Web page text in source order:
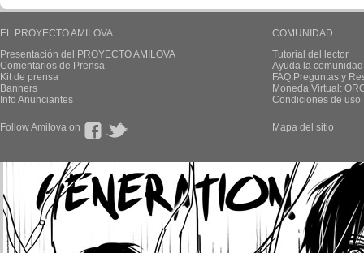
EL PROYECTO AMILOVA
Presentación del PROYECTO AMILOVA
Comentarios de Prensa
Kit de prensa
Banners
Info Anunciantes
COMUNIDAD
Tutorial del lector
Ayuda la
FAQ.Preguntas y
Moneda Virtual:
Condiciones de uso
Follow Amilova on Mapa del sitio